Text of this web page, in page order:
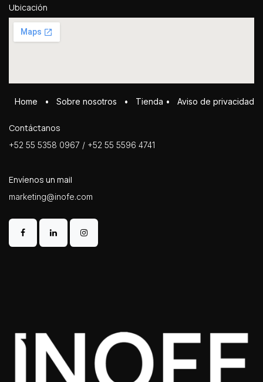
Ubicación
Home • Sobre ​n​osotros • Tienda • Aviso de privacidad
Contáctanos
+52 55 5358 0967 / +52 55 5596 4741
Envíenos un mail
marketing@inofe.com